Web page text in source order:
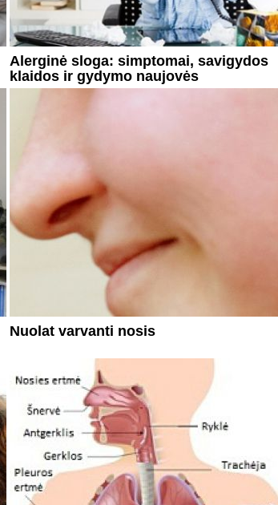
Alerginė sloga: simptomai, savigydos
klaidos ir gydymo naujovės
Nuolat varvanti nosis